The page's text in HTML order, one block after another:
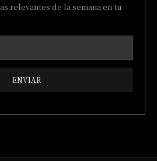
relevantes de la semana en tu
ENVIAR